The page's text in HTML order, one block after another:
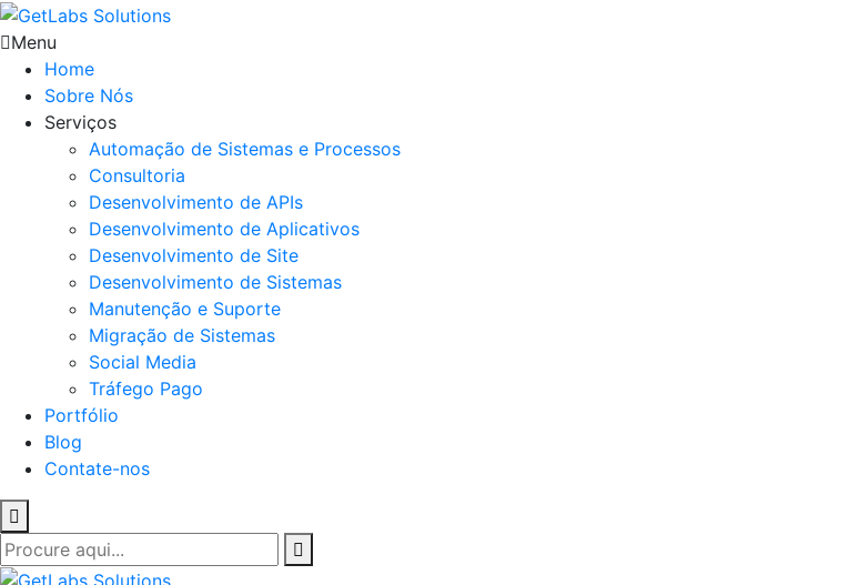
Menu
Home
Sobre Nós
Serviços
Automação de Sistemas e Processos
Consultoria
Desenvolvimento de APIs
Desenvolvimento de Aplicativos
Desenvolvimento de Site
Desenvolvimento de Sistemas
Manutenção e Suporte
Migração de Sistemas
Social Media
Tráfego Pago
Portfólio
Blog
Contate-nos